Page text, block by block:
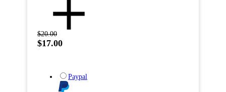
$20.00
$17.00
Paypal